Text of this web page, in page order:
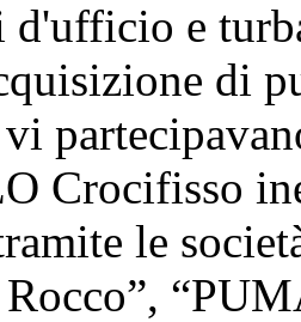
d'ufficio e
di
vi
Crocifisso
le